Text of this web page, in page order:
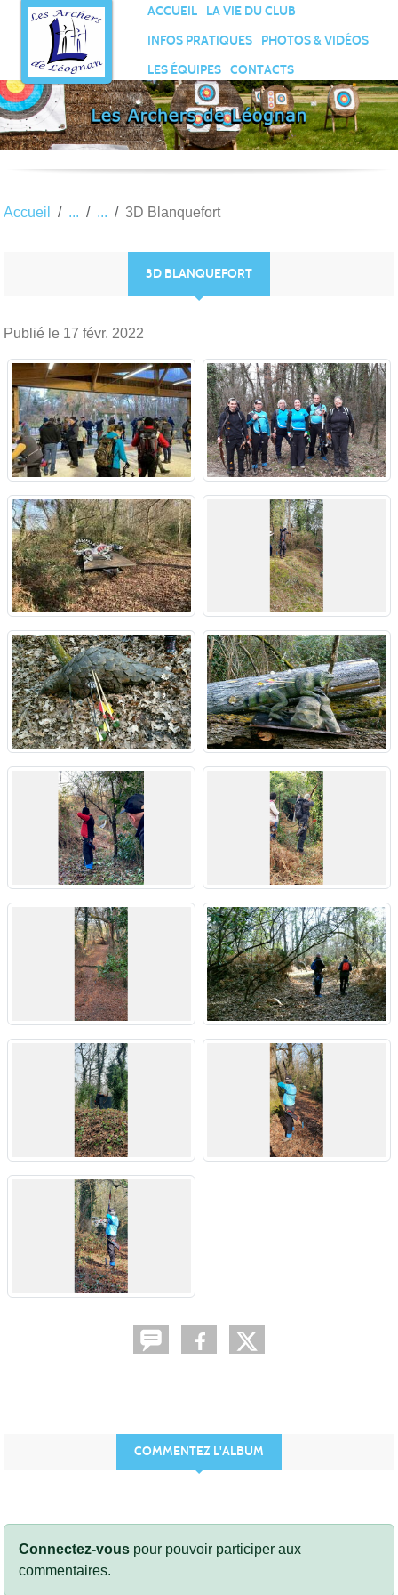
ACCUEIL
LA VIE DU CLUB
INFOS PRATIQUES
PHOTOS & VIDÉOS
LES ÉQUIPES
CONTACTS
Accueil 3D Blanquefort
3D BLANQUEFORT
Publié le 17 févr. 2022
COMMENTEZ L'ALBUM
Connectez-vous pour pouvoir participer aux
commentaires.
Panneau de gestion des cookies